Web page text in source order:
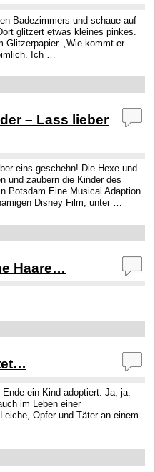
Badezimmers und schaue auf
glitzert etwas kleines pinkes.
„Wie kommt er
Ich …
– Lass lieber
eins geschehn! Die Hexe und
und zaubern die Kinder des
Potsdam Eine Musical Adaption
Disney Film, unter …
Haare…
ein Kind adoptiert. Ja, ja.
im Leben einer
Opfer und Täter an einem